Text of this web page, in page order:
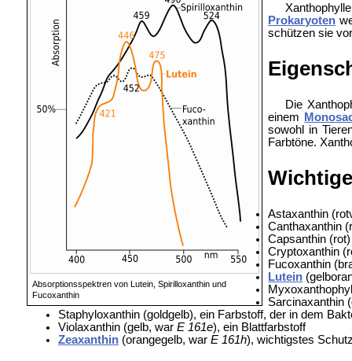
Absorptionsspektren von Lutein, Spirilloxanthin und
Fucoxanthin
Prokaryoten
schützen sie
Die
einem
sowohl in
Farbtöne.
Astaxanthin
Canthaxanthin
Capsanthin
Cryptoxanthin
Fucoxanthin
Lutein
Sarcinaxanthin
Staphyloxanthin (goldgelb), ein Farbstoff, der in dem
Violaxanthin (gelb, war E 161e), ein Blattfarbstoff
Zeaxanthin(orangegelb, war E 161h), wichtigstes